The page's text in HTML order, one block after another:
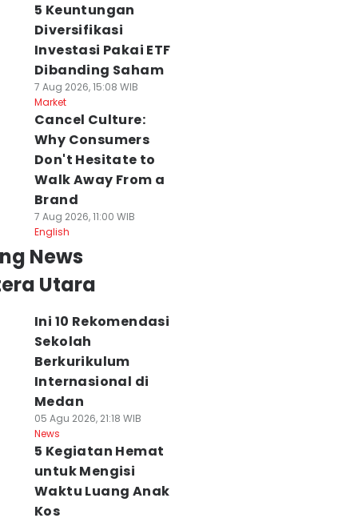
5 Keuntungan
Diversifikasi
Investasi Pakai ETF
Dibanding Saham
7 Aug 2026, 15:08 WIB
Market
Cancel Culture:
Why Consumers
Don't Hesitate to
Walk Away From a
Brand
7 Aug 2026, 11:00 WIB
English
News
Utara
Ini 10 Rekomendasi
Sekolah
Berkurikulum
Internasional di
Medan
05 Agu 2026, 21:18 WIB
News
5 Kegiatan Hemat
untuk Mengisi
Waktu Luang Anak
Kos